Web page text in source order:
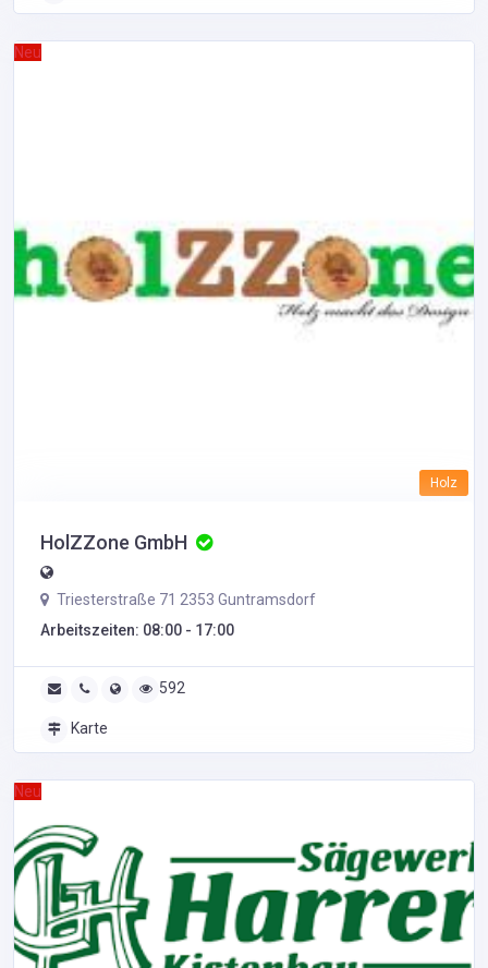
Neu
Holz
HolZZone GmbH
Triesterstraße 71 2353 Guntramsdorf
Arbeitszeiten: 08:00 - 17:00
592
Karte
Neu